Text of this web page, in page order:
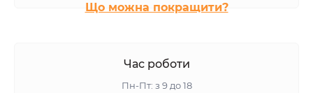
Що можна покращити?
Час роботи
Пн-Пт: з 9 до 18